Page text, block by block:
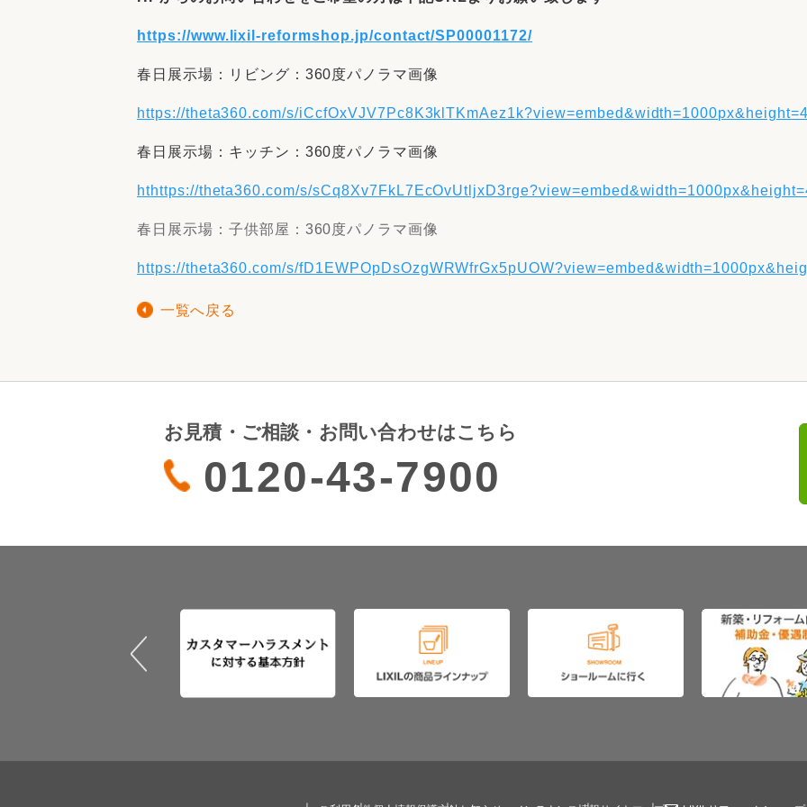
https://www.lixil-reformshop.jp/contact/SP00001172/
春日展示場：リビング：360度パノラマ画像
https://theta360.com/s/
春日展示場：キッチン：360度パノラマ画像
hthttps://theta360.com/s/
春日展示場：子供部屋：360度パノラマ画像
https://theta360.com/s/
一覧へ戻る
お見積・ご相談・お問い合わせはこちら
0120-43-7900